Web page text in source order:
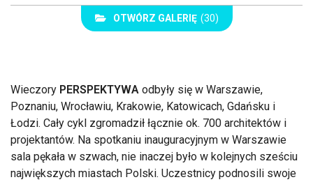
OTWÓRZ GALERIĘ (30)
Wieczory PERSPEKTYWA odbyły się w Warszawie,
Poznaniu, Wrocławiu, Krakowie, Katowicach, Gdańsku i
Łodzi. Cały cykl zgromadził łącznie ok. 700 architektów i
projektantów. Na spotkaniu inauguracyjnym w Warszawie
sala pękała w szwach, nie inaczej było w kolejnych sześciu
największych miastach Polski. Uczestnicy podnosili swoje